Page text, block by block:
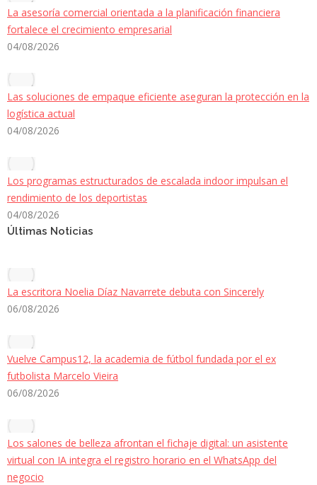
La asesoría comercial orientada a la planificación financiera
fortalece el crecimiento empresarial
04/08/2026
Las soluciones de empaque eficiente aseguran la protección en la
logística actual
04/08/2026
Los programas estructurados de escalada indoor impulsan el
rendimiento de los deportistas
04/08/2026
Últimas Noticias
La escritora Noelia Díaz Navarrete debuta con Sincerely
06/08/2026
Vuelve Campus12, la academia de fútbol fundada por el ex
futbolista Marcelo Vieira
06/08/2026
Los salones de belleza afrontan el fichaje digital: un asistente
virtual con IA integra el registro horario en el WhatsApp del
negocio